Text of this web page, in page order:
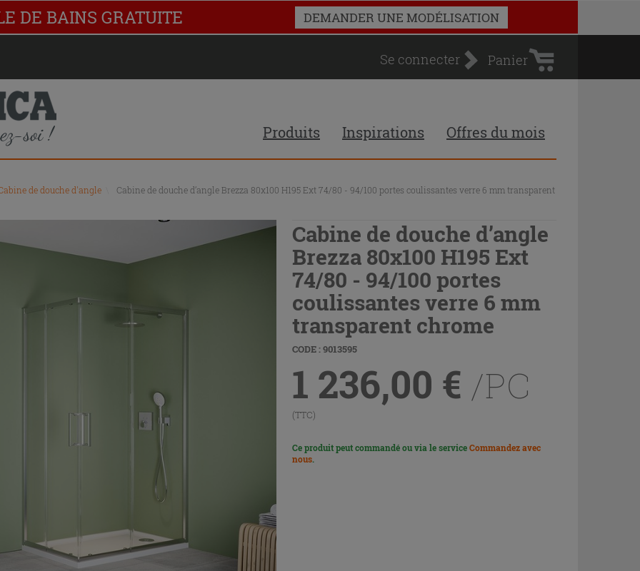
DE BAINS GRATUITE DEMANDER UNE MODÉLISATION
Se connecter
Panier
d'achat
Panier
Produits Inspirations Offres du mois
de douche d'angle
Cabine de douche d’angle Brezza 80x100 H195 Ext 74/80 - 94/100 portes coulissantes verre 6 mm transparent
Cabine de douche d’angle
Brezza 80x100 H195 Ext
74/80 - 94/100 portes
coulissantes verre 6 mm
transparent chrome
CODE : 9013595
1 236,00 € /PC
(TTC)
Ce produit peut commandé ou via le serviceCommandez avec
nous.